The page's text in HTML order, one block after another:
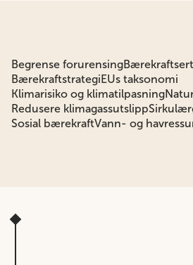
Begrense forurensing
BærekraftstrategiEUs taksonomi
Klimarisiko og klimatilpasning
Redusere klimagassutslipp
Sosial bærekraftVann- og